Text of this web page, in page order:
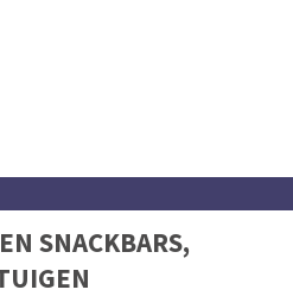
SNACKBARS,